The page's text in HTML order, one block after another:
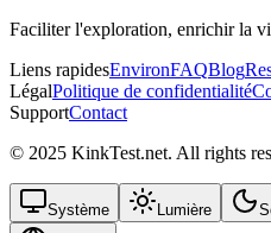
Faciliter l'exploration, enrichir la
Liens rapidesEnvironFAQBlog
LégalPolitique de confidentialité
SupportContact
© 2025 KinkTest.net. All rights
Système Lumière